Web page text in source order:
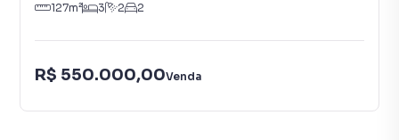
127m² 3 2 2
R$ 550.000,00Venda